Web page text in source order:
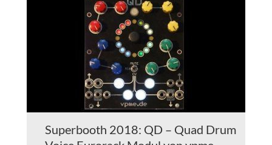
Superbooth 2018: QD – Quad Drum